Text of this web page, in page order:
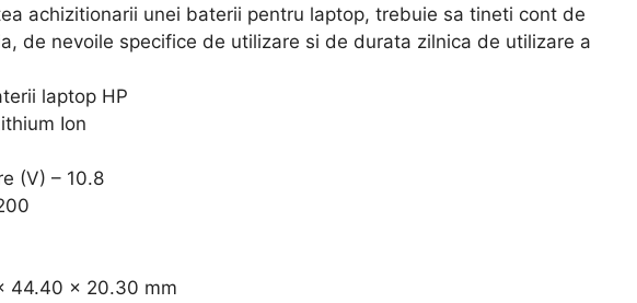
achizitionarii unei baterii pentru laptop, trebuie sa tineti cont de
de nevoile specifice de utilizare si de durata zilnica de utilizare a
laptop HP
Ion
(V) – 10.8
44.40 x 20.30 mm